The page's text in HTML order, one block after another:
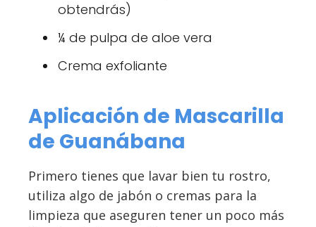
obtendrás)
¼ de pulpa de aloe vera
Crema exfoliante
Aplicación de Mascarilla
de Guanábana
Primero tienes que lavar bien tu rostro,
utiliza algo de jabón o cremas para la
limpieza que aseguren tener un poco más